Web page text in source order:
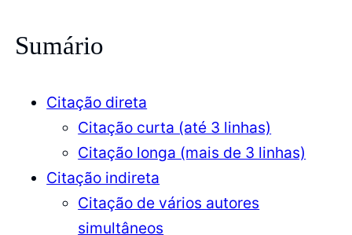
Sumário
Citação direta
Citação curta (até 3 linhas)
Citação longa (mais de 3 linhas)
Citação indireta
Citação de vários autores
simultâneos